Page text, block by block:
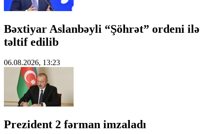
Bəxtiyar Aslanbəyli “Şöhrət” ordeni ilə
təltif edilib
06.08.2026, 13:23
Prezident 2 fərman imzaladı